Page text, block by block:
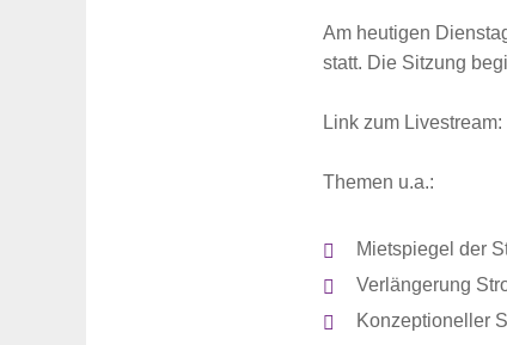
Am heutigen
statt. Die Sitzung
Link zum Livestream:
Themen u.a.:
Mietspiegel der
Verlängerung
Konzeptioneller